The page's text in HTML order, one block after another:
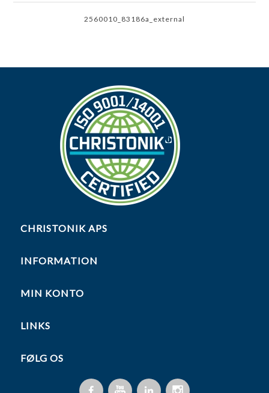
2560010_83186a_external
CHRISTONIK APS
INFORMATION
MIN KONTO
LINKS
FØLG OS